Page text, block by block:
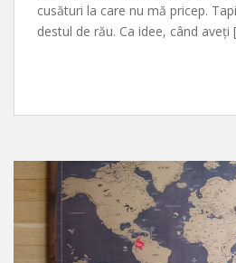
cusături la care nu mă pricep.
destul de rău. Ca idee, când aveți